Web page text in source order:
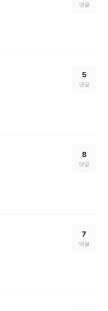
댓글
5
댓글
8
댓글
7
댓글